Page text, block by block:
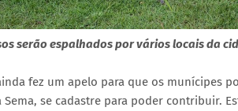
serão espalhados por vários locais da
fez um apelo para que os munícipes
se cadastre para poder contribuir.